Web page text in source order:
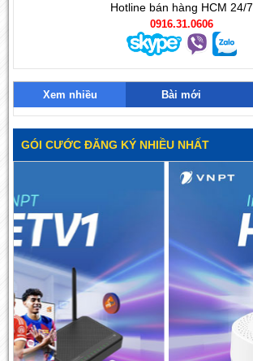
Hotline bán hàng HCM 24/7
0916.31.0606
Xem nhiều Bài mới
GÓI CƯỚC ĐĂNG KÝ NHIỀU NHẤT